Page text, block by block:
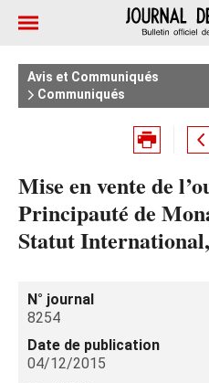
Avis et Communiqués
Communiqués
Mise en vente de
Principauté de
Statut
N° journal
8254
Date de publication
04/12/2015